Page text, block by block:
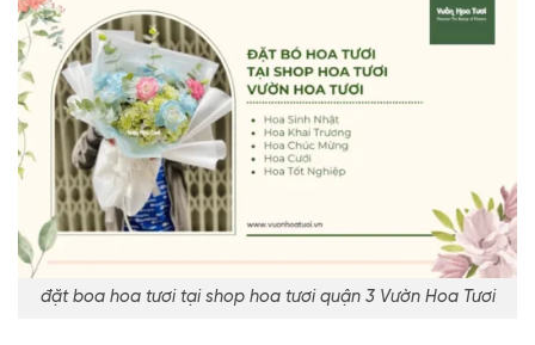
đặt boa hoa tươi tại shop hoa tươi quận 3 Vườn Hoa Tươi